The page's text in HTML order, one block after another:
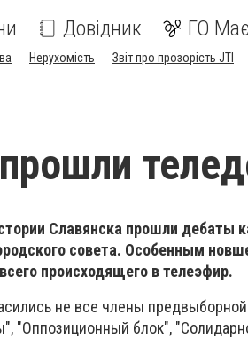
Довідник ГО
Нерухомість Звіт про прозорість JTI
Славянска прошли дебаты
совета. Особенным
происходящего в телеэфир.
не все члены
"Оппозиционный блок",